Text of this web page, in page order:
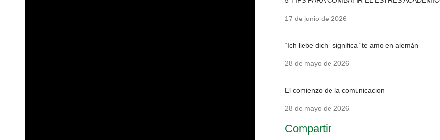
17 de junio de 2026
“Ich liebe dich” significa “te amo en alemán
28 de mayo de 2026
El comienzo de la comunicacion
28 de mayo de 2026
Compartir